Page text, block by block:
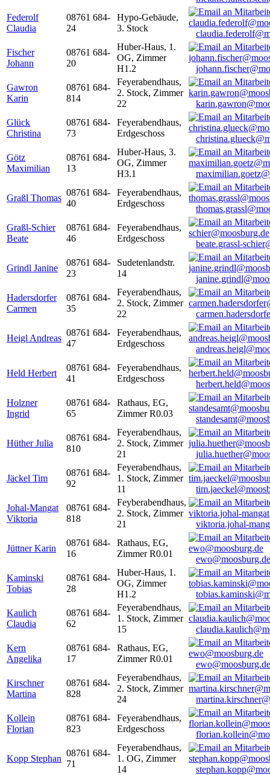
Federolf
Claudia
08761 684-
24
Hypo-Gebäude,
3. Stock
Fischer
Johann
08761 684-
20
Huber-Haus, 1.
OG, Zimmer
H1.2
Gawron
Karin
08761 684-
814
Feyerabendhaus,
2. Stock, Zimmer
22
Glück
Christina
08761 684-
73
Feyerabendhaus,
Erdgeschoss
Götz
Maximilian
08761 684-
13
Huber-Haus, 3.
OG, Zimmer
H3.1
Graßl Thomas
08761 684-
40
Feyerabendhaus,
Erdgeschoss
Graßl-Schier
Beate
08761 684-
46
Feyerabendhaus,
Erdgeschoss
beate.grassl-
Grindl Janine
08761 684-
23
Sudetenlandstr.
14
Hadersdorfer
Carmen
08761 684-
35
Feyerabendhaus,
2. Stock, Zimmer
22
Heigl Andreas
08761 684-
47
Feyerabendhaus,
Erdgeschoss
Held Herbert
08761 684-
41
Feyerabendhaus,
Erdgeschoss
Holzner
Ingrid
08761 684-
65
Rathaus, EG,
Zimmer R0.03
Hüther Julia
08761 684-
810
Feyerabendhaus,
2. Stock, Zimmer
21
Jäckel Tim
08761 684-
92
Feyerabendhaus,
1. Stock, Zimmer
11
Johal-Mangat
Viktoria
08761 684-
818
Feyberabendhaus,
2. Stock, Zimmer
21
viktoria.johal-
Jüttner Karin
08761 684-
16
Rathaus, EG,
Zimmer R0.01
ewo@moosburg.de
Kaminski
Tobias
08761 684-
28
Huber-Haus, 1.
OG, Zimmer
H1.2
Kaulich
Claudia
08761 684-
62
Feyerabendhaus,
1. Stock, Zimmer
15
Kern
Angelika
08761 684-
17
Rathaus, EG,
Zimmer R0.01
ewo@moosburg.de
Kirschner
Martina
08761 684-
828
Feyerabendhaus,
2. Stock, Zimmer
24
Kollein
Florian
08761 684-
823
Feyerabendhaus,
Erdgeschoss
Kopp Stephan
08761 684-
71
Feyerabendhaus,
1. OG, Zimmer
14